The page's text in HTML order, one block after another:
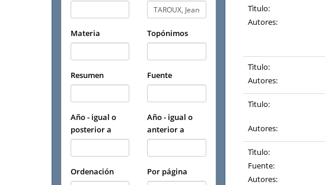
Materia Topónimos
Resumen Fuente
Año - igual o
posterior a
Año - igual o
anterior a
Ordenación Por página
Tìtulo:
Autores:
Tìtulo:
Autores:
Tìtulo:
Autores:
Tìtulo:
Fuente:
Autores: